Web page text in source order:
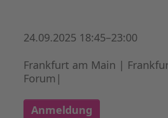
24.09.2025 18:45–23:00
Frankfurt am Main |
Forum|
Anmeldung